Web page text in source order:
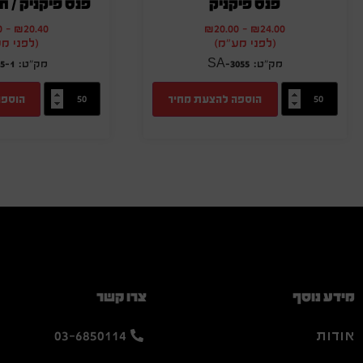
₪24.00
-
₪20.00
(לפני מע"מ)
SA-3055
הוספה להצעת מחיר
₪20.40
-
(לפני
1
מידע נוסף
אודות
צרו קשר
03-6850114